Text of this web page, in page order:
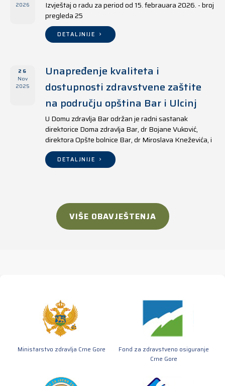
2026
Izvještaj o radu za period od 15. febrauara 2026. - broj
pregleda 25
DETALJNIJE
26
Nov
2025
Unapređenje kvaliteta i
dostupnosti zdravstvene zaštite
na području opština Bar i Ulcinj
U Domu zdravlja Bar održan je radni sastanak
direktorice Doma zdravlja Bar, dr Bojane Vuković,
direktora Opšte bolnice Bar, dr Miroslava Kneževića, i
direktora Doma zdravlja Ulcinj, Kreshnika Mustafe.
DETALJNIJE
VIŠE OBAVJEŠTENJA
Ministarstvo zdravlja Crne Gore
Fond za zdravstveno osiguranje
Crne Gore